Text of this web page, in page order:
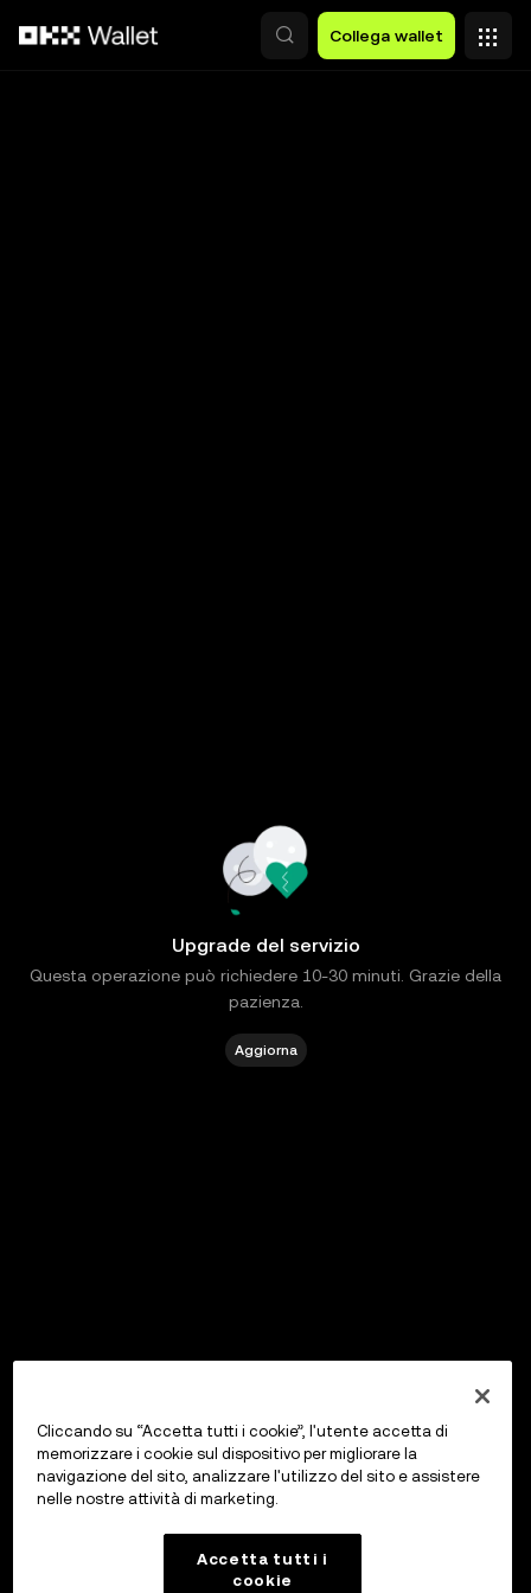
Collega wallet
Upgrade del servizio
Questa operazione può richiedere 10-30 minuti. Grazie della
pazienza.
Aggiorna
Cliccando su “Accetta tutti i cookie”, l'utente accetta di
memorizzare i cookie sul dispositivo per migliorare la
navigazione del sito, analizzare l'utilizzo del sito e assistere
nelle nostre attività di marketing.
Accetta tutti i
cookie